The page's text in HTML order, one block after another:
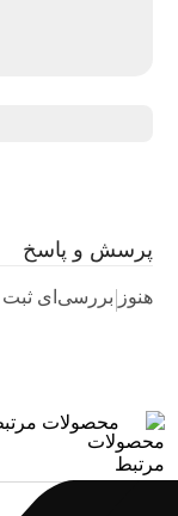
پرسش و پاسخ
هنوز بررسی‌ای
محصولات